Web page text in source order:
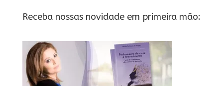
Receba nossas novidade em primeira mão: